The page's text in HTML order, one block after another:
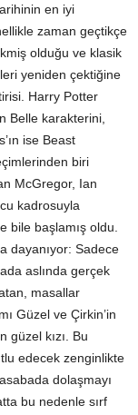
en iyi
zaman geçtikçe
olduğu ve klasik
yeniden çektiğine
Harry Potter
Belle karakterini,
ise Beast
biri
McGregor, Ian
kadrosuyla
bile başlamış oldu.
dayanıyor: Sadece
aslında gerçek
masallar
Güzel ve Çirkin’in
güzel kızı. Bu
edecek zenginlikte
dolaşmayı
bu nedenle sırf